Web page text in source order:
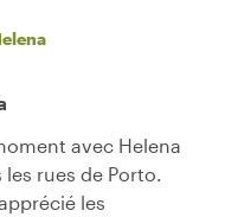
avec Helena
rues de Porto.
les